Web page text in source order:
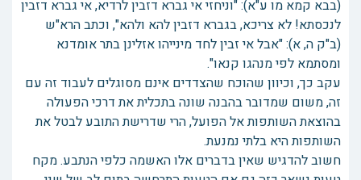
(בבא קמא מו ע"א): "וניחזי אי גברא דזבין לרדיא, אי גברא דזבין
לנכסתא! לא צריכא, בגברא דזבין להא ולהא", וכתב הרא"ש
(ב"ק ה, א): "אבל אי זבין לחד מינייהו אזלינן בתר אומדנא
ומסתמא לפי מנהגו קנאו".
עקב כך, וכיוון שהוכח שהצדדים אינם מסוגלים לעבוד זה עם
זה, משום שמדובר בהבנה שונה בתכלית את דרכי הפעולה
בהוצאת השותפות אל הפועל, הרי שדרישת התובע לבטל את
השותפות היא בלתי נמנעת.
חשוב להדגיש שאין בדברים אלו האשמה כלפי הנתבע. מקח